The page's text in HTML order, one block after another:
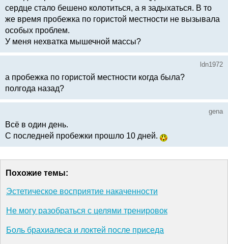
сердце стало бешено колотиться, а я задыхаться. В то
же время пробежка по гористой местности не вызывала
особых проблем.
У меня нехватка мышечной массы?
ldn1972
а пробежка по гористой местности когда была?
полгода назад?
gena
Всё в один день.
С последней пробежки прошло 10 дней.
Похожие темы:
Эстетическое восприятие накаченности
Не могу разобраться с целями тренировок
Боль брахиалеса и локтей после приседа